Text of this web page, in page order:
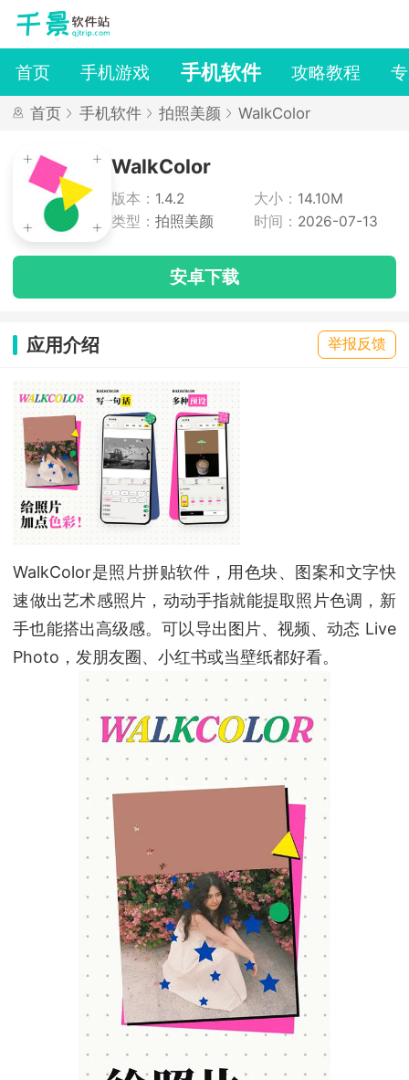
首页 手机游戏 手机软件 攻略教程
首页 手机软件 拍照美颜 WalkColor
WalkColor
版本： 1.4.2 大小： 14.10M
类型： 拍照美颜 时间： 2026-07-13
安卓下载
应用介绍 举报反馈
WalkColor是照片拼贴软件，用色块、图案和文字快
速做出艺术感照片，动动手指就能提取照片色调，新
手也能搭出高级感。可以导出图片、视频、动态 Live
Photo，发朋友圈、小红书或当壁纸都好看。